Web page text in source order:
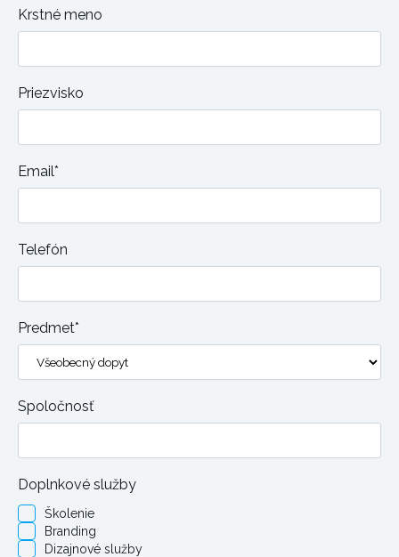
Krstné meno
Priezvisko
Email*
Telefón
Predmet*
Spoločnosť
Doplnkové služby
Školenie
Branding
Dizajnové služby